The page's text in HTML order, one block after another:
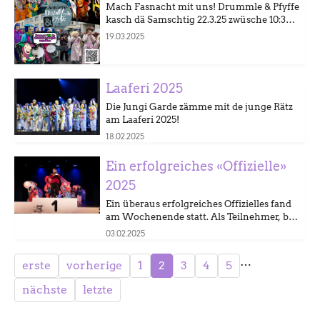
Mach Fasnacht mit uns! Drummle & Pfyffe
kasch dä Samschtig 22.3.25 zwüsche 10:30
und 14:00 uf em Claraplatz ko usprobiere.
19.03.2025
Laaferi 2025
Die Jungi Garde zämme mit de junge Rätz
am Laaferi 2025!
18.02.2025
Ein erfolgreiches «Offizielle»
2025
Ein überaus erfolgreiches Offizielles fand
am Wochenende statt. Als Teilnehmer, bei
welchen Audrey Stoffler den 1. Rang bei
organisierende Clique (mit…
03.02.2025
erste vorherige 1 2 3 4 5 …
nächste letzte